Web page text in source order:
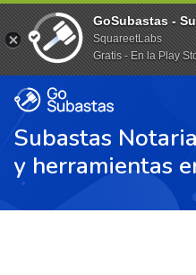
Subastas
y herramientas
GoSubastas -
SquareetLabs
Gratis - En la Play